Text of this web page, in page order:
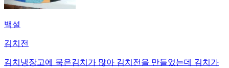
백설
김치전
김치냉장고에 묵은김치가 많아 김치전을 만들었는데 김치가